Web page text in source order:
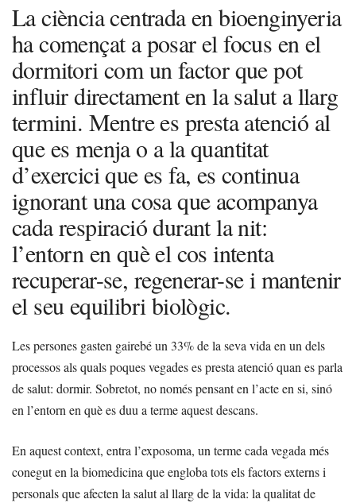
La ciència centrada en bioenginyeria
ha començat a posar el focus en el
dormitori com un factor que pot
influir directament en la salut a llarg
termini. Mentre es presta atenció al
que es menja o a la quantitat
d’exercici que es fa, es continua
ignorant una cosa que acompanya
cada respiració durant la nit:
l’entorn en què el cos intenta
recuperar-se, regenerar-se i mantenir
el seu equilibri biològic.
Les persones gasten gairebé un 33% de la seva vida en un dels
processos als quals poques vegades es presta atenció quan es parla
de salut: dormir. Sobretot, no només pensant en l’acte en si, sinó
en l’entorn en què es duu a terme aquest descans.
En aquest context, entra l’exposoma, un terme cada vegada més
conegut en la biomedicina que engloba tots els factors externs i
personals que afecten la salut al llarg de la vida: la qualitat de